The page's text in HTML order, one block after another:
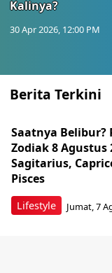
Kalinya?
30 Apr 2026, 12:00 PM
Berita Terkini
Lifestyle
Saatnya Belibur?
Zodiak 8 Agustus
Sagitarius,
Pisces
Jumat, 7